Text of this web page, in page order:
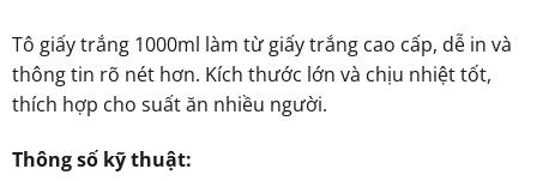
Tô giấy trắng 1000ml làm từ giấy trắng cao cấp, dễ in và
thông tin rõ nét hơn. Kích thước lớn và chịu nhiệt tốt,
thích hợp cho suất ăn nhiều người.
Thông số kỹ thuật: